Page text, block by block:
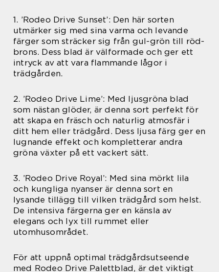
1. ’Rodeo Drive Sunset’: Den här sorten
utmärker sig med sina varma och levande
färger som sträcker sig från gul-grön till röd-
brons. Dess blad är välformade och ger ett
intryck av att vara flammande lågor i
trädgården.
2. ’Rodeo Drive Lime’: Med ljusgröna blad
som nästan glöder, är denna sort perfekt för
att skapa en fräsch och naturlig atmosfär i
ditt hem eller trädgård. Dess ljusa färg ger en
lugnande effekt och kompletterar andra
gröna växter på ett vackert sätt.
3. ’Rodeo Drive Royal’: Med sina mörkt lila
och kungliga nyanser är denna sort en
lysande tillägg till vilken trädgård som helst.
De intensiva färgerna ger en känsla av
elegans och lyx till rummet eller
utomhusområdet.
För att uppnå optimal trädgårdsutseende
med Rodeo Drive Palettblad, är det viktigt